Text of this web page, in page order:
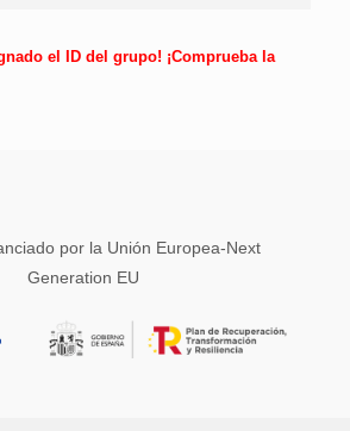
el ID del grupo! ¡Comprueba la
por la Unión Europea-Next
Generation EU